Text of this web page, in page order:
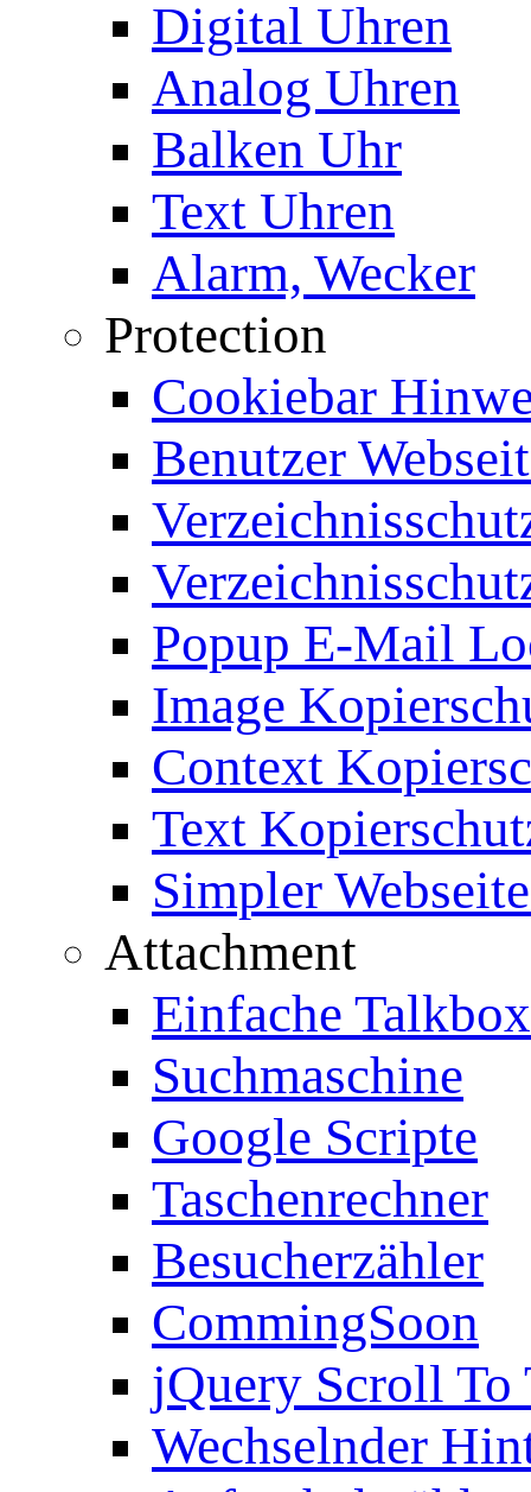
Digital Uhren
Analog Uhren
Balken Uhr
Text Uhren
Alarm, Wecker
Protection
Cookiebar
Benutzer
Popup E-Mail
Image
Context
Text
Simpler
Attachment
Einfache Talkbox
Suchmaschine
Google Scripte
Taschenrechner
Besucherzähler
CommingSoon
jQuery Scroll To
Wechselnder